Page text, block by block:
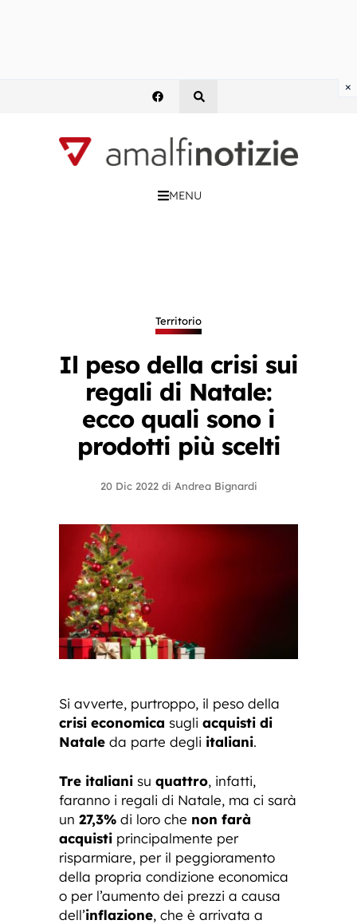
MENU
Territorio
Il peso della crisi sui
regali di Natale:
ecco quali sono i
prodotti più scelti
20 Dic 2022 di Andrea Bignardi
Si avverte, purtroppo, il peso della
crisi economica sugli acquisti di
Natale da parte degli italiani.
Tre italiani su quattro, infatti,
faranno i regali di Natale, ma ci sarà
un 27,3% di loro che non farà
acquisti principalmente per
risparmiare, per il peggioramento
della propria condizione economica
o per l’aumento dei prezzi a causa
dell’inflazione, che è arrivata a
×